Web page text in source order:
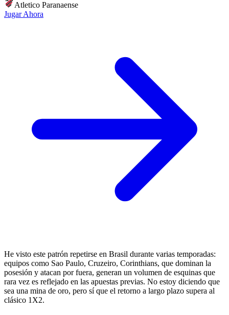
Atletico Paranaense
Jugar Ahora
He visto este patrón repetirse en Brasil durante varias temporadas:
equipos como Sao Paulo, Cruzeiro, Corinthians, que dominan la
posesión y atacan por fuera, generan un volumen de esquinas que
rara vez es reflejado en las apuestas previas. No estoy diciendo que
sea una mina de oro, pero sí que el retorno a largo plazo supera al
clásico 1X2.